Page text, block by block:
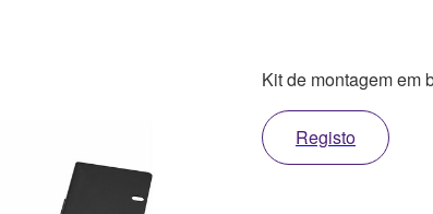
Kit de montagem em
Registo